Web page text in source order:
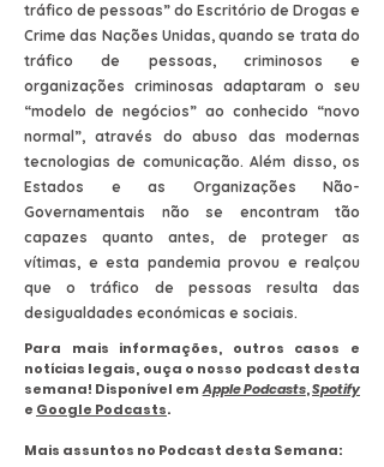
tráfico de pessoas” do Escritório de Drogas e
Crime das Nações Unidas, quando se trata do
tráfico de pessoas, criminosos e
organizações criminosas adaptaram o seu
“modelo de negócios” ao conhecido “novo
normal”, através do abuso das modernas
tecnologias de comunicação. Além disso, os
Estados e as Organizações Não-
Governamentais não se encontram tão
capazes quanto antes, de proteger as
vítimas, e esta pandemia provou e realçou
que o tráfico de pessoas resulta das
desigualdades económicas e sociais.
Para mais informações, outros casos e
notícias legais, ouça o nosso podcast desta
semana! Disponível emApple Podcasts,Spotify
e Google Podcasts.
Mais assuntos no Podcast desta Semana: